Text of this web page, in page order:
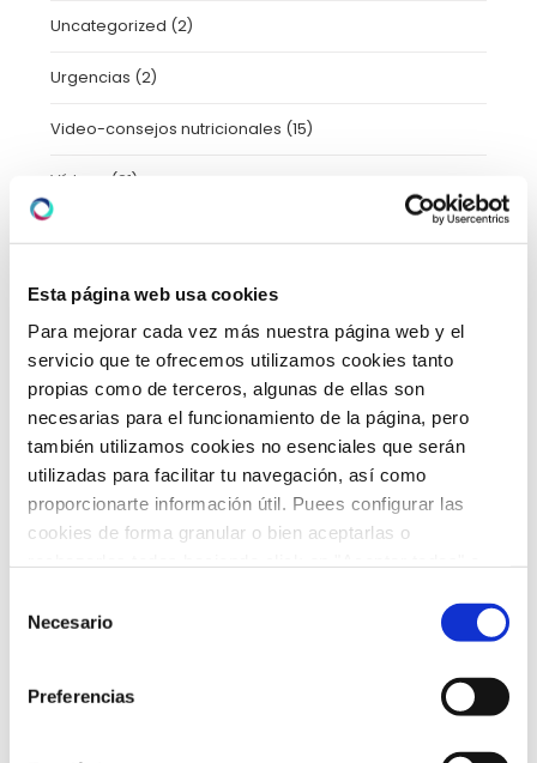
Esta página web usa cookies
Para mejorar cada vez más nuestra página web y el
servicio que te ofrecemos utilizamos cookies tanto
propias como de terceros, algunas de ellas son
necesarias para el funcionamiento de la página, pero
también utilizamos cookies no esenciales que serán
utilizadas para facilitar tu navegación, así como
proporcionarte información útil. Puees configurar las
cookies de forma granular o bien aceptarlas o
política de cookies
Necesario
Preferencias
Uncategorized (2)
Urgencias (2)
Video-consejos nutricionales (15)
Vídeos (21)
ARCHIVO
febrero 2026 (5)
enero 2026(5)
diciembre 2025(5)
noviembre 2025
octubre 2025(8)
septiembre 2025